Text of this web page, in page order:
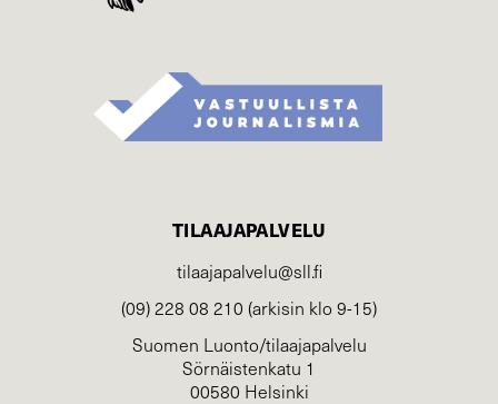
TILAAJAPALVELU
tilaajapalvelu@sll.fi
(09) 228 08 210 (arkisin klo 9-15)
Suomen Luonto/tilaajapalvelu
Sörnäistenkatu 1
00580 Helsinki